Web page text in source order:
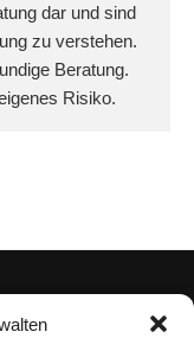
dar und sind
zu verstehen.
Beratung.
Risiko.